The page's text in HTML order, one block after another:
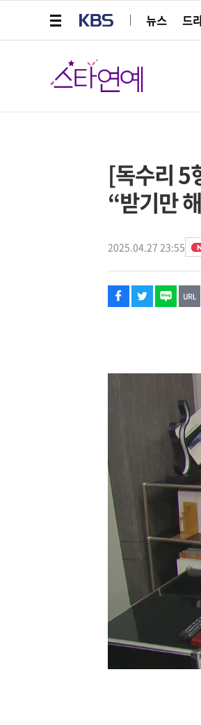
뉴스
드
스타연예
[독수리 5
“받기만
2025.04.27 23:55
페이스북
트위터
네이버
URL복사
글씨 작게보기
글씨 크게보기